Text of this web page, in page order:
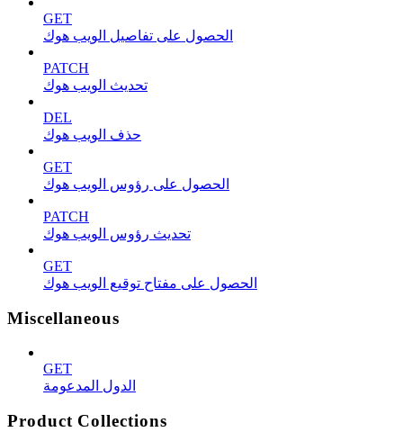
GET
الحصول على تفاصيل الويب هوك
PATCH
تحديث الويب هوك
DEL
حذف الويب هوك
GET
الحصول على رؤوس الويب هوك
PATCH
تحديث رؤوس الويب هوك
GET
الحصول على مفتاح توقيع الويب هوك
Miscellaneous
GET
الدول المدعومة
Product Collections